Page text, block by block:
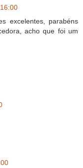
excelentes, parabéns
acho que foi um